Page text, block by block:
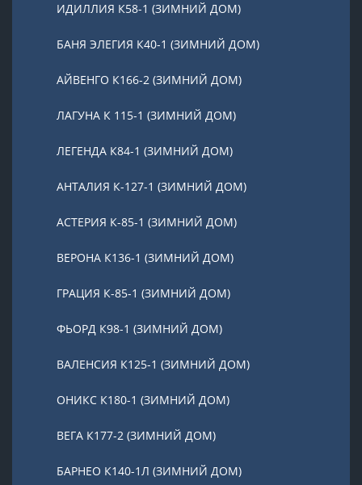
ИДИЛЛИЯ К58-1 (ЗИМНИЙ ДОМ)
БАНЯ ЭЛЕГИЯ К40-1 (ЗИМНИЙ ДОМ)
АЙВЕНГО К166-2 (ЗИМНИЙ ДОМ)
ЛАГУНА К 115-1 (ЗИМНИЙ ДОМ)
ЛЕГЕНДА К84-1 (ЗИМНИЙ ДОМ)
АНТАЛИЯ К-127-1 (ЗИМНИЙ ДОМ)
АСТЕРИЯ К-85-1 (ЗИМНИЙ ДОМ)
ВЕРОНА К136-1 (ЗИМНИЙ ДОМ)
ГРАЦИЯ К-85-1 (ЗИМНИЙ ДОМ)
ФЬОРД К98-1 (ЗИМНИЙ ДОМ)
ВАЛЕНСИЯ К125-1 (ЗИМНИЙ ДОМ)
ОНИКС К180-1 (ЗИМНИЙ ДОМ)
ВЕГА К177-2 (ЗИМНИЙ ДОМ)
БАРНЕО К140-1Л (ЗИМНИЙ ДОМ)